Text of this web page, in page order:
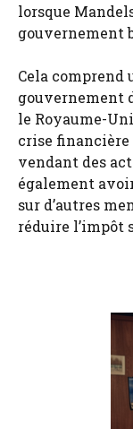
lorsque
gouvernement
Cela comprend
gouvernement
le Royaume-
crise financière
vendant des
également
sur d’autres
réduire l’impôt